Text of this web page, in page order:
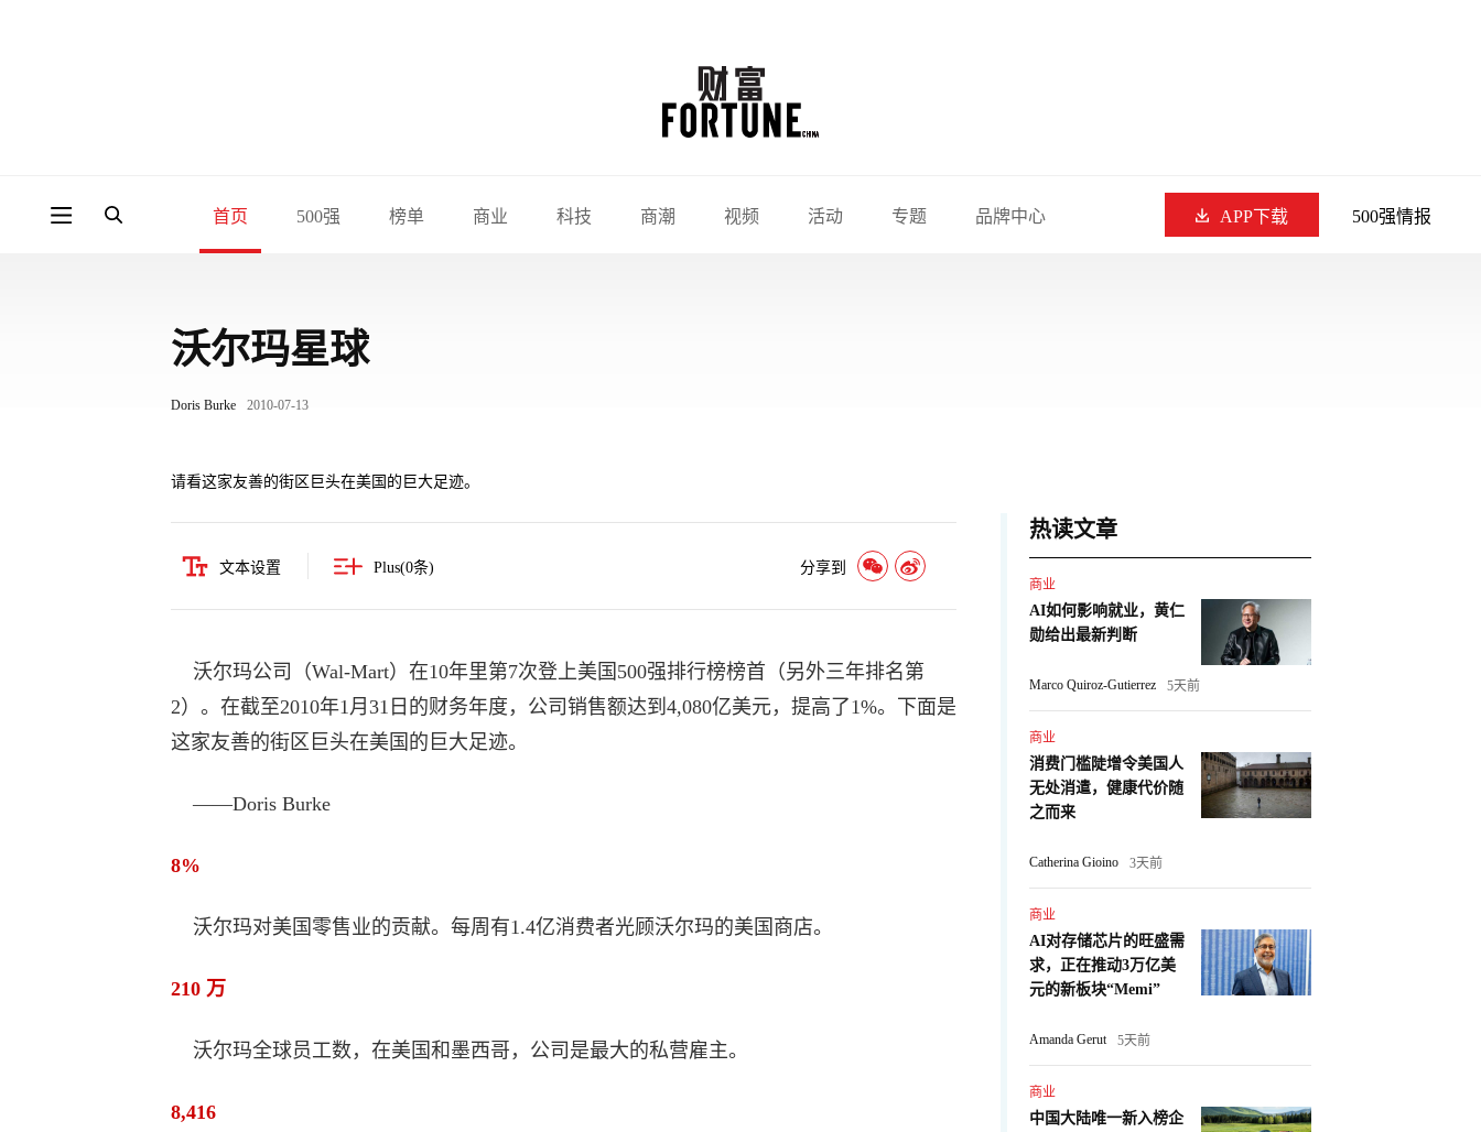
首页 500强 榜单 商业 科技 商潮 视频 活动 专题 品牌中心 APP下载 500强情报
沃尔玛星球
Doris Burke 2010-07-13
请看这家友善的街区巨头在美国的巨大足迹。
文本设置 Plus(0条) 分享到
沃尔玛公司（Wal-Mart）在10年里第7次登上美国500强排行榜榜首（另外三年排名第
2）。在截至2010年1月31日的财务年度，公司销售额达到4,080亿美元，提高了1%。下面是
这家友善的街区巨头在美国的巨大足迹。
——Doris Burke
8%
沃尔玛对美国零售业的贡献。每周有1.4亿消费者光顾沃尔玛的美国商店。
210 万
沃尔玛全球员工数，在美国和墨西哥，公司是最大的私营雇主。
8,416
热读文章
商业
AI如何影响就业，黄仁
勋给出最新判断
Marco Quiroz-Gutierrez 5天前
商业
消费门槛陡增令美国人
无处消遣，健康代价随
之而来
Catherina Gioino 3天前
商业
AI对存储芯片的旺盛需
求，正在推动3万亿美
元的新板块“Memi”
Amanda Gerut 5天前
商业
中国大陆唯一新入榜企